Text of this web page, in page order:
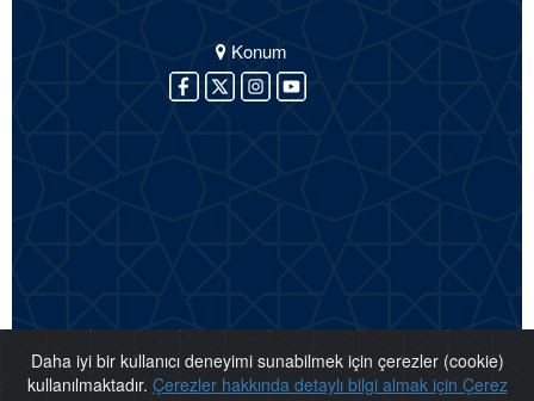
Konum
Daha iyi bir kullanıcı deneyimi sunabilmek için çerezler (cookie)
kullanılmaktadır. Çerezler hakkında detaylı bilgi almak için Çerez